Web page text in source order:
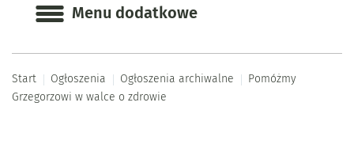
Menu dodatkowe
Start Ogłoszenia Ogłoszenia archiwalne
Pomóżmy
Grzegorzowi w walce o zdrowie